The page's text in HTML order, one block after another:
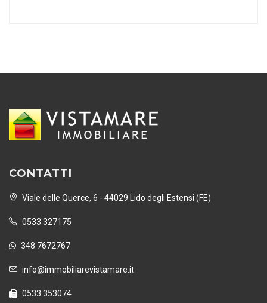
CONTATTI
Viale delle Querce, 6 - 44029 Lido degli Estensi (FE)
0533 327175
348 7672767
info@immobiliarevistamare.it
0533 353074